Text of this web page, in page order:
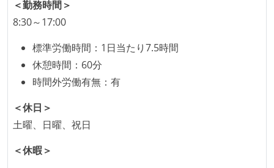
り）
＜勤務時間＞
8:30～17:00
標準労働時間：1日当たり7.5時間
休憩時間：60分
時間外労働有無：有
＜休日＞
土曜、日曜、祝日
＜休暇＞